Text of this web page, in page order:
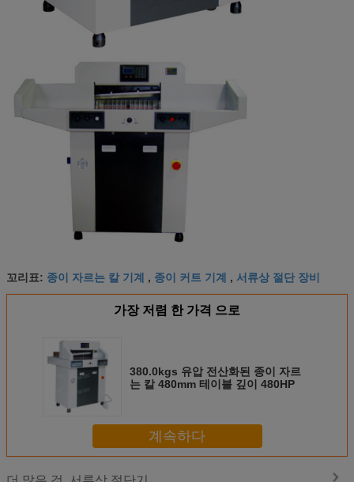
꼬리표: 종이 자르는 칼 기계 , 종이 커트 기계 , 서류상 절단 장비
가장 저렴 한 가격 으로
380.0kgs 유압 전산화된 종이 자르
는 칼 480mm 테이블 깊이 480HP
계속하다